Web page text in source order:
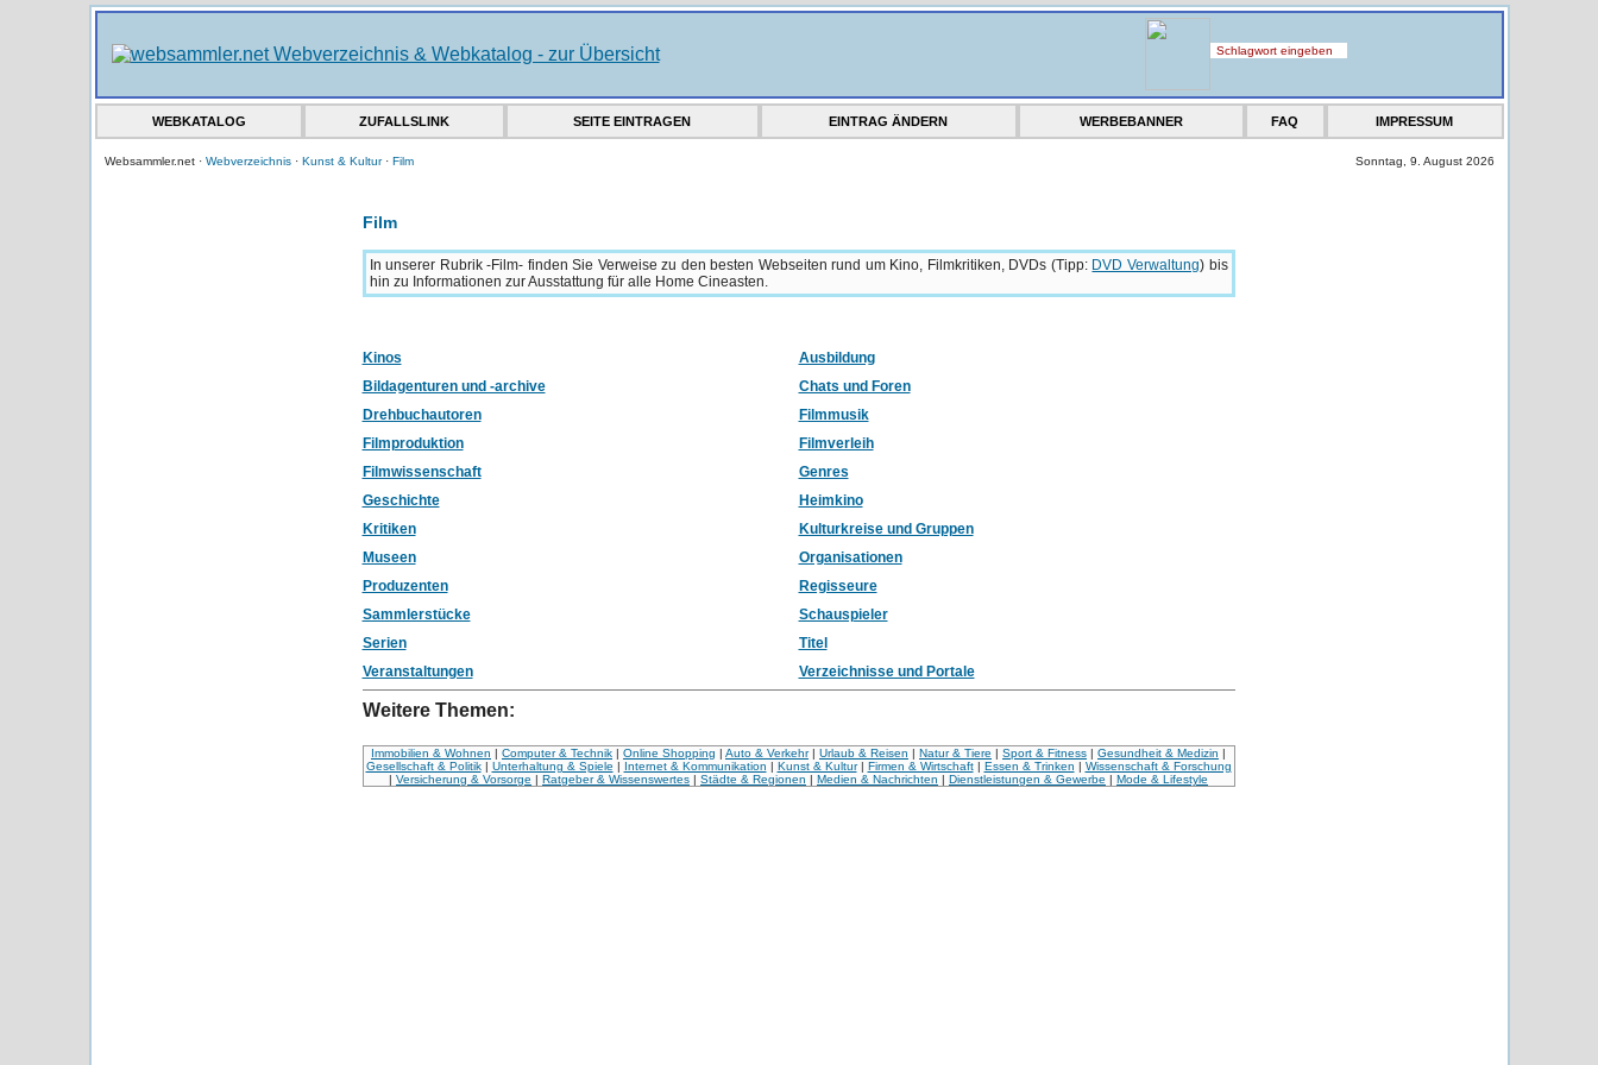
WEBKATALOG ZUFALLSLINK SEITE EINTRAGEN EINTRAG ÄNDERN WERBEBANNER FAQ IMPRESSUM
Websammler.net · Webverzeichnis· Kunst & Kultur· Film Sonntag, 9. August 2026
Film
In unserer Rubrik -Film- finden Sie Verweise zu den besten Webseiten rund um Kino, Filmkritiken, DVDs (Tipp: DVD Verwaltung) bis
hin zu Informationen zur Ausstattung für alle Home Cineasten.
Kinos
Ausbildung
Bildagenturen und -archive
Chats und Foren
Drehbuchautoren
Filmmusik
Filmproduktion
Filmverleih
Filmwissenschaft
Genres
Geschichte
Heimkino
Kritiken
Kulturkreise und Gruppen
Museen
Organisationen
Produzenten
Regisseure
Sammlerstücke
Schauspieler
Serien
Titel
Veranstaltungen
Verzeichnisse und Portale
Weitere Themen:
Immobilien & Wohnen | Computer & Technik | Online Shopping | Auto & Verkehr| Urlaub & Reisen | Natur & Tiere | Sport & Fitness | Gesundheit & Medizin |
Gesellschaft & Politik| Unterhaltung & Spiele | Internet & Kommunikation | Kunst & Kultur| Firmen & Wirtschaft| Essen & Trinken | Wissenschaft & Forschung
| Versicherung & Vorsorge | Ratgeber & Wissenswertes | Städte & Regionen | Medien & Nachrichten | Dienstleistungen & Gewerbe | Mode & Lifestyle